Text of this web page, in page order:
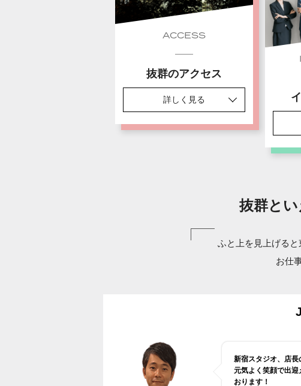
ACCESS
抜群のアクセス
詳しく見る
抜群と
ふと上を見上げると
お仕
新宿スタジオ、店長
元気よく笑顔で出
おります！